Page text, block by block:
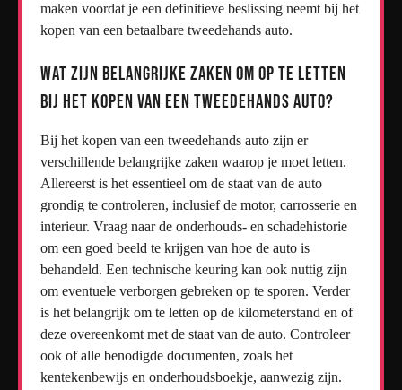
maken voordat je een definitieve beslissing neemt bij het
kopen van een betaalbare tweedehands auto.
Wat zijn belangrijke zaken om op te letten
bij het kopen van een tweedehands auto?
Bij het kopen van een tweedehands auto zijn er
verschillende belangrijke zaken waarop je moet letten.
Allereerst is het essentieel om de staat van de auto
grondig te controleren, inclusief de motor, carrosserie en
interieur. Vraag naar de onderhouds- en schadehistorie
om een goed beeld te krijgen van hoe de auto is
behandeld. Een technische keuring kan ook nuttig zijn
om eventuele verborgen gebreken op te sporen. Verder
is het belangrijk om te letten op de kilometerstand en of
deze overeenkomt met de staat van de auto. Controleer
ook of alle benodigde documenten, zoals het
kentekenbewijs en onderhoudsboekje, aanwezig zijn.